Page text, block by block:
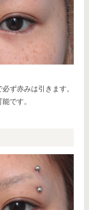
ず赤みは引きます。
です。